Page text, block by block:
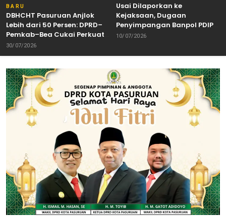
BARU
DBHCHT Pasuruan Anjlok
Lebih dari 50 Persen: DPRD–
Pemkab–Bea Cukai Perkuat
Perang Melawan Peredaran
Rokok Ilegal
30/07/2026
Usai Dilaporkan ke
Kejaksaan, Dugaan
Penyimpangan Banpol PDIP
Pasuruan Dinyatakan
Cabut Laporan”
10/07/2026